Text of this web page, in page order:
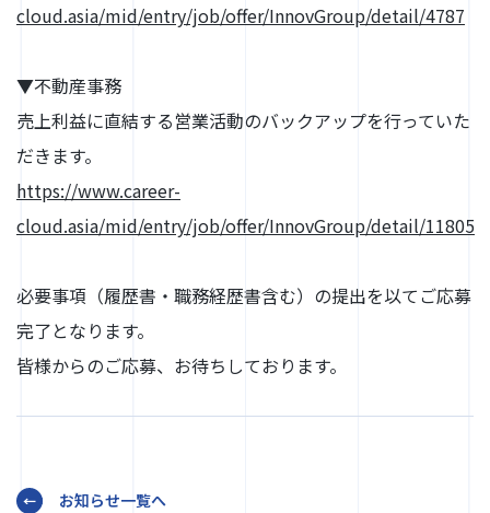
cloud.asia/mid/entry/job/offer/InnovGroup/detail/4787
▼不動産事務
売上利益に直結する営業活動のバックアップを行っていた
だきます。
https://www.career-
cloud.asia/mid/entry/job/offer/InnovGroup/detail/11805
必要事項（履歴書・職務経歴書含む）の提出を以てご応募
完了となります。
皆様からのご応募、お待ちしております。
お知らせ一覧へ